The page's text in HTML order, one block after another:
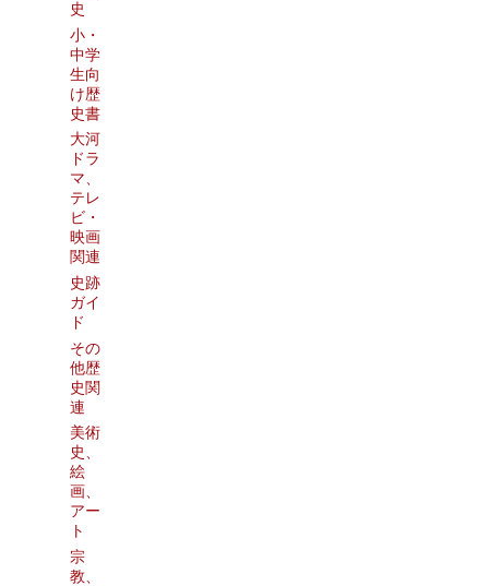
史
小・
中学
生向
け歴
史書
大河
ドラ
マ、
テレ
ビ・
映画
関連
史跡
ガイ
ド
その
他歴
史関
連
美術
史、
絵
画、
アー
ト
宗
教、